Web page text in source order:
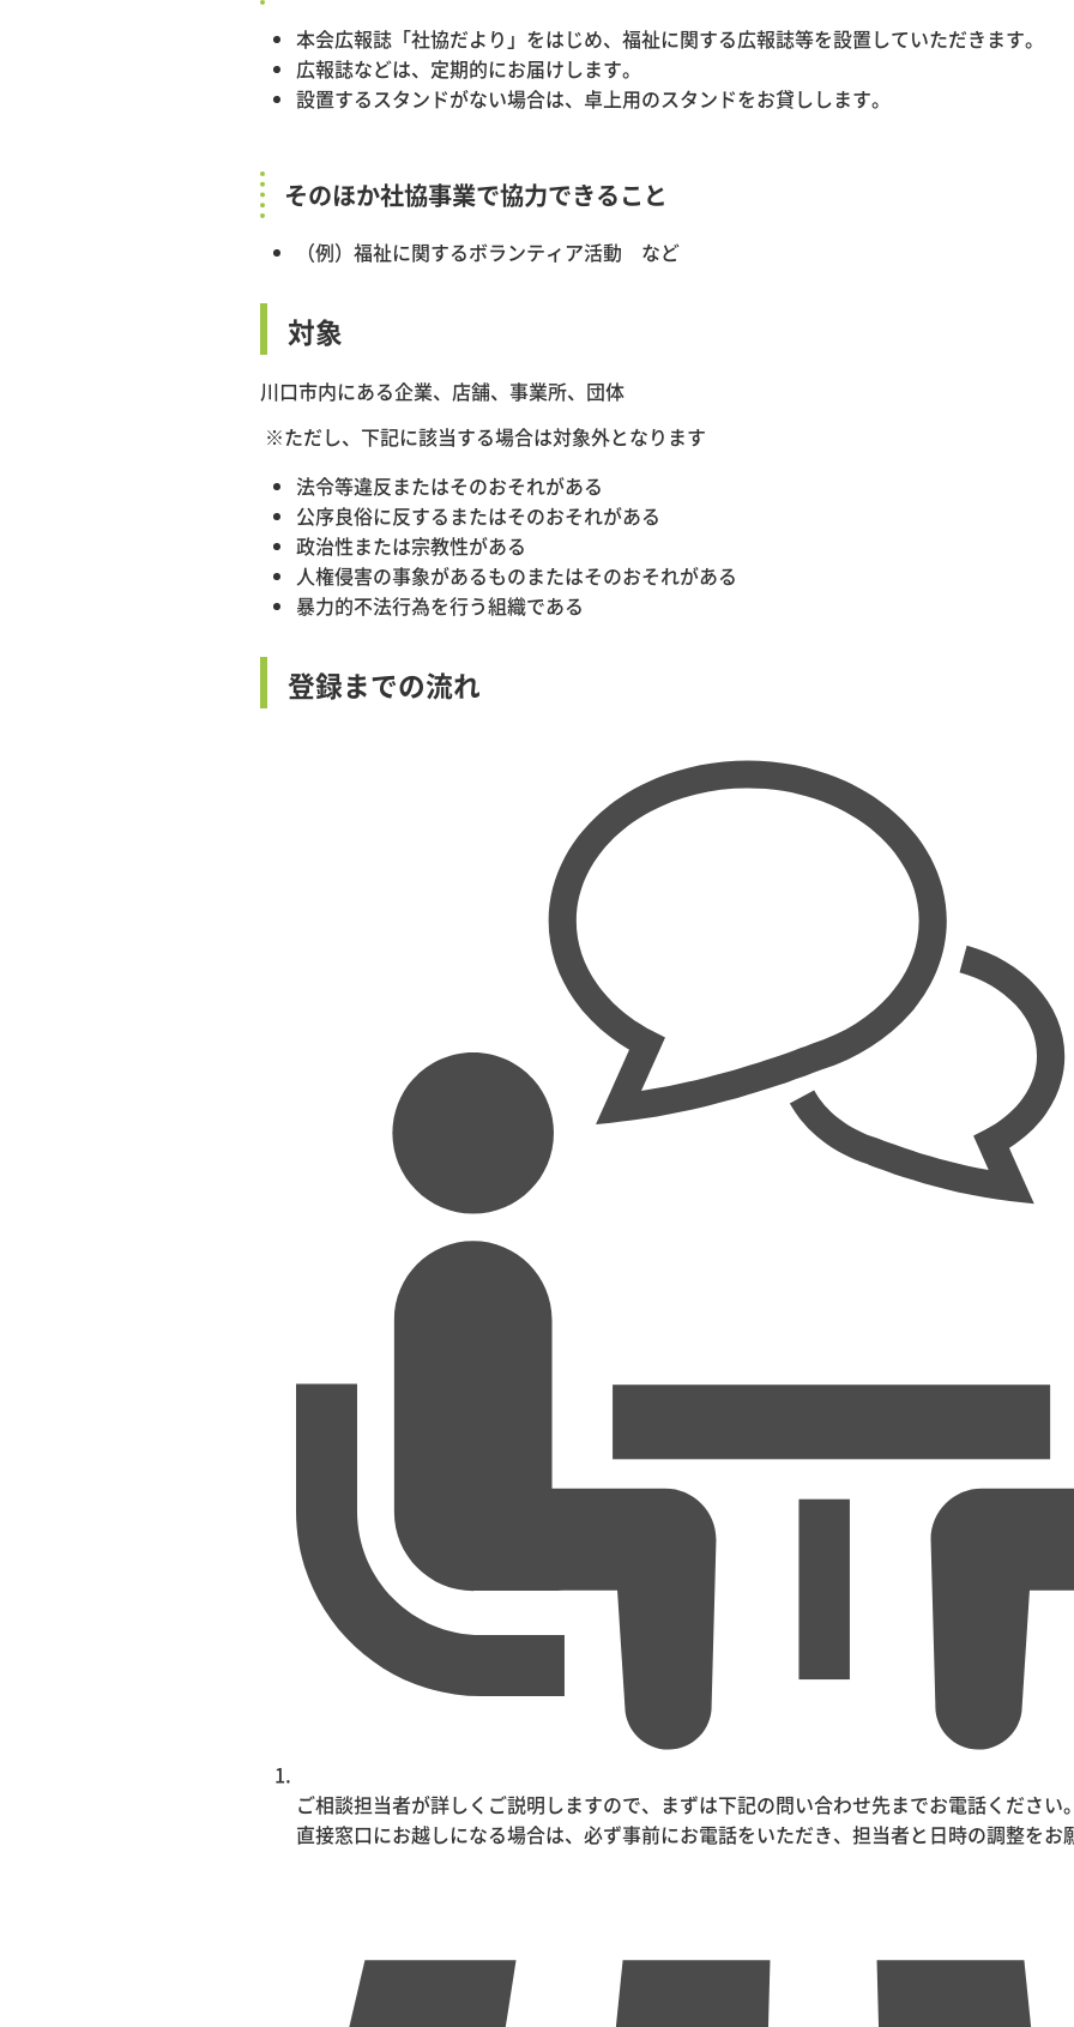
本会広報誌「社協だより」をはじめ、福祉に関する広報誌等を設置していただきます。
広報誌などは、定期的にお届けします。
設置するスタンドがない場合は、卓上用のスタンドをお貸しします。
そのほか社協事業で協力できること
（例）福祉に関するボランティア活動 など
対象
川口市内にある企業、店舗、事業所、団体
※ただし、下記に該当する場合は対象外となります
法令等違反またはそのおそれがある
公序良俗に反するまたはそのおそれがある
政治性または宗教性がある
人権侵害の事象があるものまたはそのおそれがある
暴力的不法行為を行う組織である
登録までの流れ
ご相談担当者が詳しくご説明しますので、まずは下記の問い合わせ先までお電話ください。
直接窓口にお越しになる場合は、必ず事前にお電話をいただき、担当者と日時の調整をお